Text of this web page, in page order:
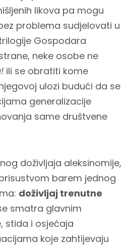
likova pa mogu
problema sudjelovati u
Gospodara
neke osobe ne
ili se obratiti kome
ulozi budući da se
generalizacije
same društvene
doživljaja aleksinomije,
barem jednog
doživljaj trenutne
smatra glavnim
stida i osjećaja
koje zahtijevaju